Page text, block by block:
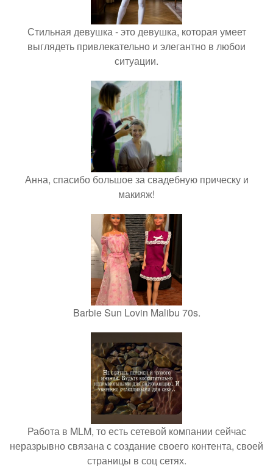
Стильная девушка - это девушка, которая умеет
выглядеть привлекательно и элегантно в любои
ситуации.
Анна, спасибо большое за свадебную прическу и
макияж!
Barbie Sun Lovin Malibu 70s.
Работа в MLM, то есть сетевой компании сейчас
неразрывно связана с создание своего контента, своей
страницы в соц сетях.